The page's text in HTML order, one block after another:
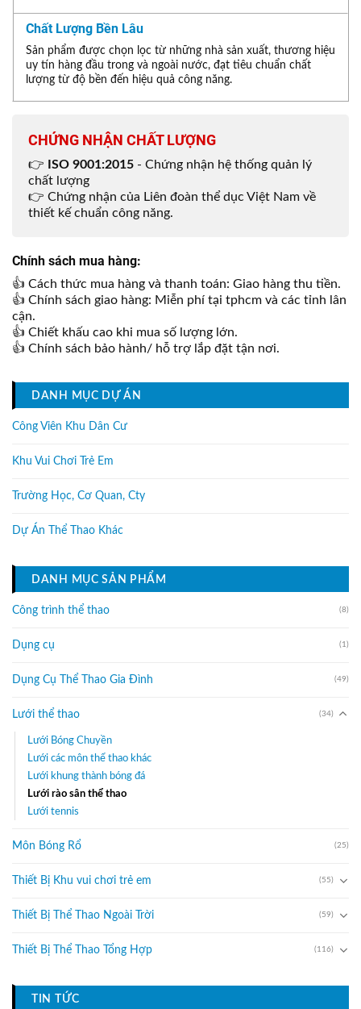
Chất Lượng Bền Lâu
Sản phẩm được chọn lọc từ những nhà sản xuất, thương hiệu
uy tín hàng đầu trong và ngoài nước, đạt tiêu chuẩn chất
lượng từ độ bền đến hiệu quả công năng.
CHỨNG NHẬN CHẤT LƯỢNG
👉 ISO 9001:2015 - Chứng nhận hệ thống quản lý
chất lượng
👉 Chứng nhận của Liên đoàn thể dục Việt Nam về
thiết kế chuẩn công năng.
Chính sách mua hàng:
👍 Cách thức mua hàng và thanh toán: Giao hàng thu tiền.
👍 Chính sách giao hàng: Miễn phí tại tphcm và các tỉnh lân
cận.
👍 Chiết khấu cao khi mua số lượng lớn.
👍 Chính sách bảo hành/ hỗ trợ lắp đặt tận nơi.
DANH MỤC DỰ ÁN
Công Viên Khu Dân Cư
Khu Vui Chơi Trẻ Em
Trường Học, Cơ Quan, Cty
Dự Án Thể Thao Khác
DANH MỤC SẢN PHẨM
Công trình thể thao (8)
Dụng cụ (1)
Dụng Cụ Thể Thao Gia Đình (49)
Lưới thể thao (34)
Lưới Bóng Chuyền
Lưới các môn thể thao khác
Lưới khung thành bóng đá
Lưới rào sân thể thao
Lưới tennis
Môn Bóng Rổ (25)
Thiết Bị Khu vui chơi trẻ em (55)
Thiết Bị Thể Thao Ngoài Trời (59)
Thiết Bị Thể Thao Tổng Hợp (116)
TIN TỨC